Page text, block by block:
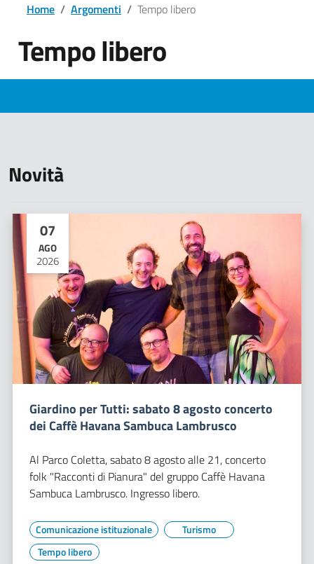
Home / Argomenti / Tempo libero
Tempo libero
Novità
07
AGO
2026
Giardino per Tutti: sabato 8 agosto concerto
dei Caffè Havana Sambuca Lambrusco
Al Parco Coletta, sabato 8 agosto alle 21, concerto
folk "Racconti di Pianura" del gruppo Caffè Havana
Sambuca Lambrusco. Ingresso libero.
Comunicazione istituzionale
Turismo
Tempo libero